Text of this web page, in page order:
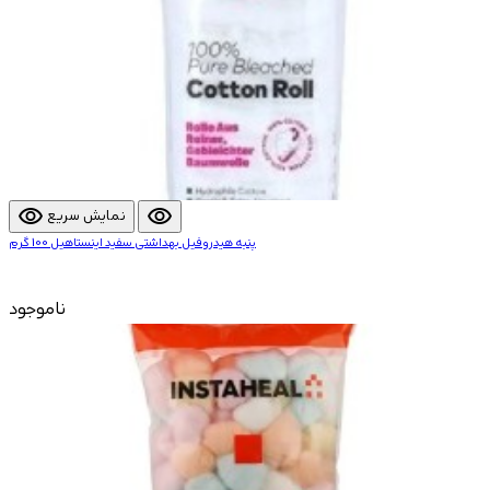
visibility نمایش سریع visibility
پنبه هیدروفیل بهداشتی سفید اینستاهیل 100 گرم
ناموجود